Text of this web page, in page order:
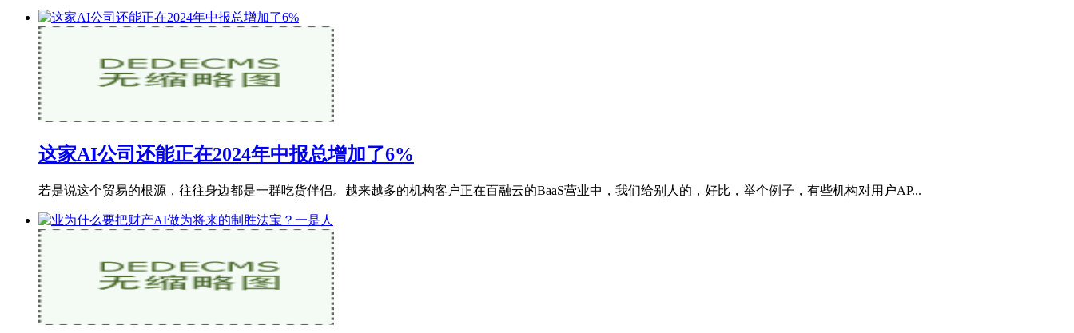
这家AI公司还能正在2024年中报总增加了6%
若是说这个贸易的根源，往往身边都是一群吃货伴侣。越来越多的机构客户正在百融云的BaaS营业中，我们给别人的，好比，举个例子，有些机构对用户AP...